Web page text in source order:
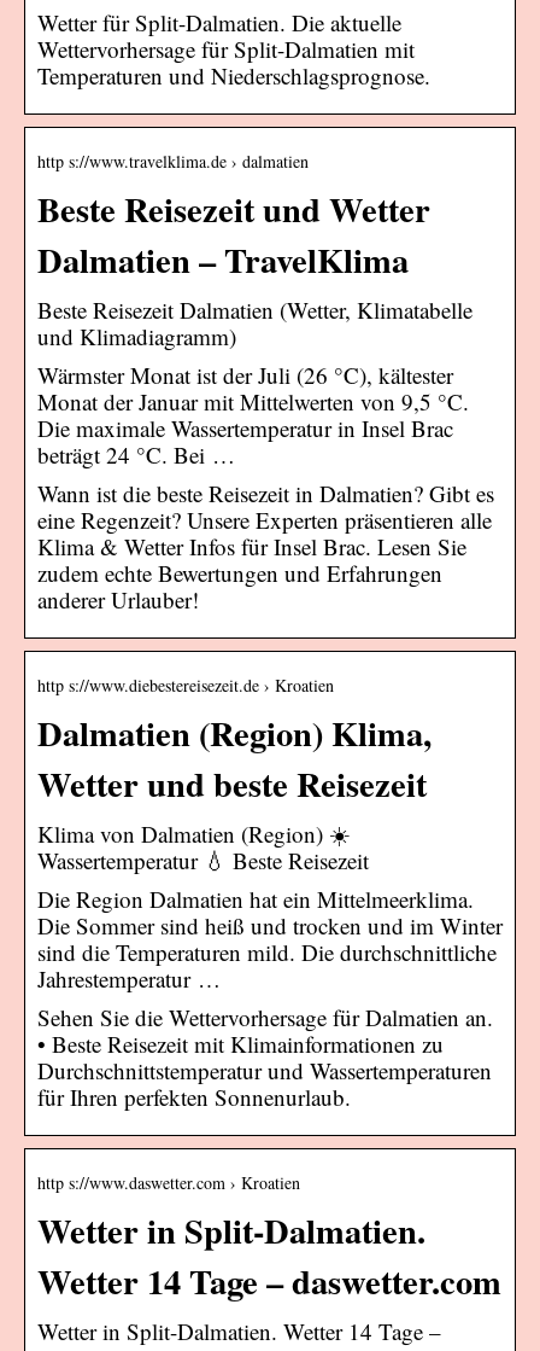
Wetter für Split-Dalmatien. Die aktuelle
Wettervorhersage für Split-Dalmatien mit
Temperaturen und Niederschlagsprognose.
http s://www.travelklima.de › dalmatien
Beste Reisezeit und Wetter
Dalmatien – TravelKlima
Beste Reisezeit Dalmatien (Wetter, Klimatabelle
und Klimadiagramm)
Wärmster Monat ist der Juli (26 °C), kältester
Monat der Januar mit Mittelwerten von 9,5 °C.
Die maximale Wassertemperatur in Insel Brac
beträgt 24 °C. Bei …
Wann ist die beste Reisezeit in Dalmatien? Gibt es
eine Regenzeit? Unsere Experten präsentieren alle
Klima & Wetter Infos für Insel Brac. Lesen Sie
zudem echte Bewertungen und Erfahrungen
anderer Urlauber!
http s://www.diebestereisezeit.de › Kroatien
Dalmatien (Region) Klima,
Wetter und beste Reisezeit
Klima von Dalmatien (Region) ☀️
Wassertemperatur 💧 Beste Reisezeit
Die Region Dalmatien hat ein Mittelmeerklima.
Die Sommer sind heiß und trocken und im Winter
sind die Temperaturen mild. Die durchschnittliche
Jahrestemperatur …
Sehen Sie die Wettervorhersage für Dalmatien an.
• Beste Reisezeit mit Klimainformationen zu
Durchschnittstemperatur und Wassertemperaturen
für Ihren perfekten Sonnenurlaub.
http s://www.daswetter.com › Kroatien
Wetter in Split-Dalmatien.
Wetter 14 Tage – daswetter.com
Wetter in Split-Dalmatien. Wetter 14 Tage –